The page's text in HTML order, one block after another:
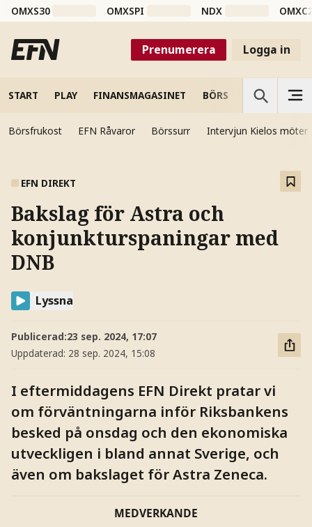
OMXS30 OMXSPI NDX
Prenumerera Logga in
START PLAY FINANSMAGASINET BÖRS VETENSKAP
Börsfrukost EFN Råvaror Börssurr Intervjun Kielos möter
EFN DIREKT
Bakslag för Astra och
konjunkturspaningar med
DNB
Lyssna
Publicerad:23 sep. 2024, 17:07
Uppdaterad: 28 sep. 2024, 15:08
I eftermiddagens EFN Direkt pratar vi
om förväntningarna inför Riksbankens
besked på onsdag och den ekonomiska
utveckligen i bland annat Sverige, och
även om bakslaget för Astra Zeneca.
MEDVERKANDE